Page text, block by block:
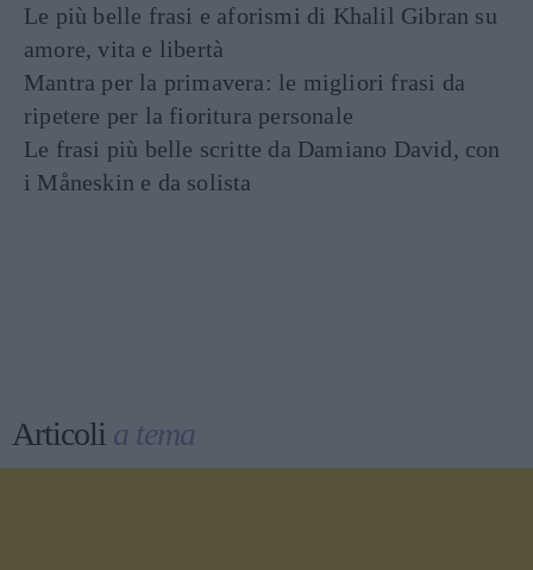
Le più belle frasi e aforismi di Khalil Gibran su
amore, vita e libertà
Mantra per la primavera: le migliori frasi da
ripetere per la fioritura personale
Le frasi più belle scritte da Damiano David, con
i Måneskin e da solista
Articoli a tema